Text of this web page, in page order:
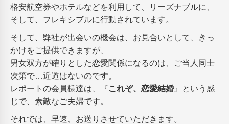
格安航空券やホテルなどを利用して、リーズナブルに、
そして、フレキシブルに行動されています。
そして、弊社が出会いの機会は、お見合いとして、きっ
かけをご提供できますが、
男女双方が確りとした恋愛関係になるのは、ご当人同士
次第で…近道はないのです。
レポートの会員様達は、『これぞ、恋愛結婚 』という感
じで、素敵なご夫婦です。
それでは、早速、お送りさせていただきます。